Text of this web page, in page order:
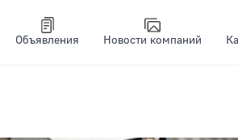
Объявления Новости компаний